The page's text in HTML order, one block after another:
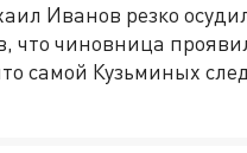
Иванов резко
что чиновница
самой Кузьминых